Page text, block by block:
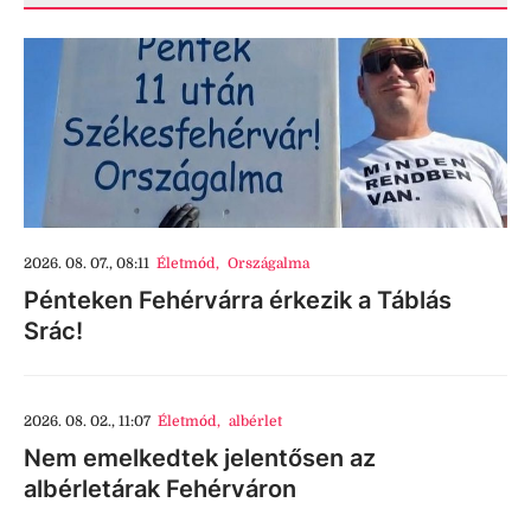
2026. 08. 07., 08:11 Életmód, Országalma
Pénteken Fehérvárra érkezik a Táblás
Srác!
2026. 08. 02., 11:07 Életmód, albérlet
Nem emelkedtek jelentősen az
albérletárak Fehérváron